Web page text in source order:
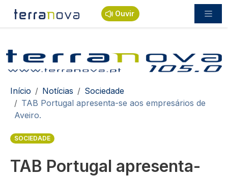
Passar para o conteúdo principal
Ouvir
Navegação estrutural
Início Notícias
Sociedade
TAB Portugal apresenta-se aos empresários de
Aveiro.
SOCIEDADE
TAB Portugal apresenta-